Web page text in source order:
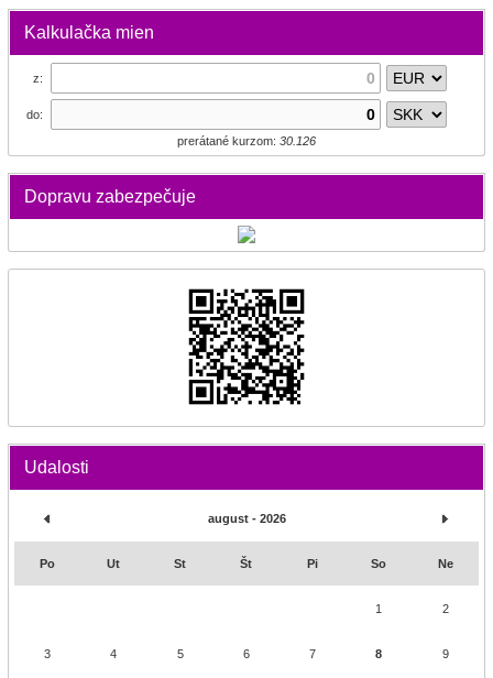
Kalkulačka mien
z:
do:
prerátané kurzom: 30.126
Dopravu zabezpečuje
Udalosti
august - 2026
Po Ut St Št Pi So Ne
1 2
3 4 5 6 7 8 9